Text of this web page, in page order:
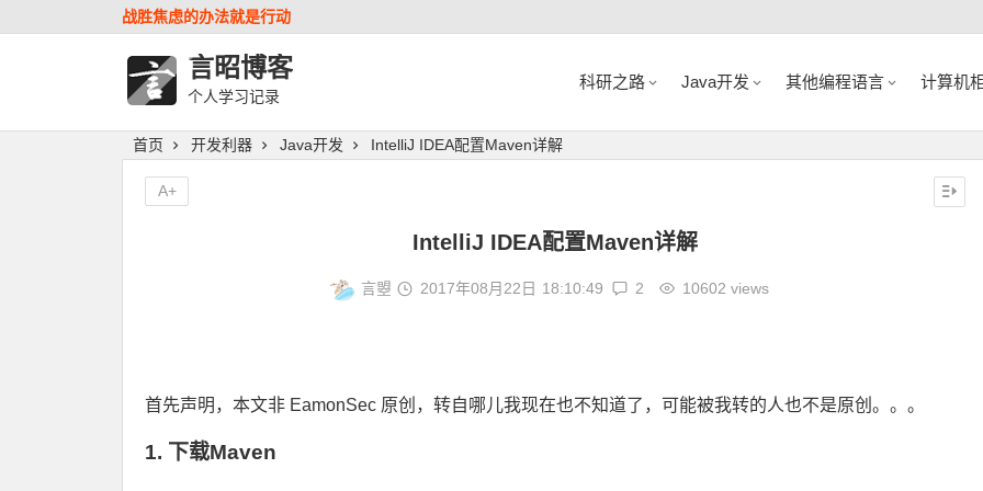
战胜焦虑的办法就是行动
言昭博客
个人学习记录
科研之路 Java开发 其他编程语言 计算机
首页 开发利器 Java开发 IntelliJ IDEA配置Maven详解
IntelliJ IDEA配置Maven详解
言曌 2017年08月22日 18:10:49 2 10602 views
首先声明，本文非 EamonSec 原创，转自哪儿我现在也不知道了，可能被我转的人也不是原创。。。
1. 下载Maven
A+